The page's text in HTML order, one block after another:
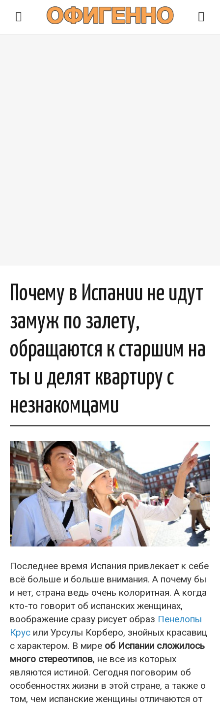
Почему в Испании не идут
замуж по залету,
обращаются к старшим на
ты и делят квартиру с
незнакомцами
Последнее время Испания привлекает к себе
всё больше и больше внимания. А почему бы
и нет, страна ведь очень колоритная. А когда
кто-то говорит об испанских женщинах,
воображение сразу рисует образ Пенелопы
Крус или Урсулы Корберо, знойных красавиц
с характером. В мире об Испании сложилось
много стереотипов, не все из которых
являются истиной. Сегодня поговорим об
особенностях жизни в этой стране, а также о
том, чем испанские женщины отличаются от